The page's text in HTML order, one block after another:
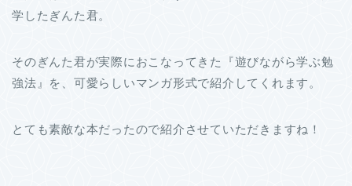
学したぎんた君。
そのぎんた君が実際におこなってきた『遊びながら学ぶ勉
強法』を、可愛らしいマンガ形式で紹介してくれます。
とても素敵な本だったので紹介させていただきますね！